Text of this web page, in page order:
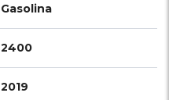
Gasolina
2400
2019